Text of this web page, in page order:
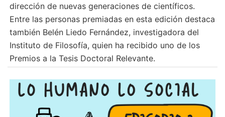
dirección de nuevas generaciones de científicos.
Entre las personas premiadas en esta edición destaca
también Belén Liedo Fernández, investigadora del
Instituto de Filosofía, quien ha recibido uno de los
Premios a la Tesis Doctoral Relevante.